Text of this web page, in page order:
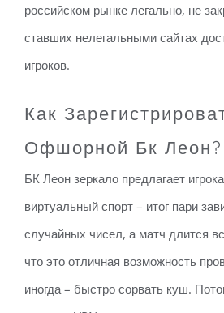
российском рынке легально, не
ставших нелегальными сайтах
игроков.
Как
Офшорной Бк Леон?
БК Леон зеркало предлагает
виртуальный спорт – итог пари
случайных чисел, а матч длится
что это отличная возможность
иногда – быстро сорвать куш.